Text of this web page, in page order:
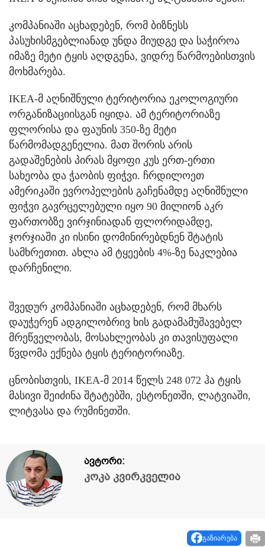
კომპანიაში აცხადებენ, რომ ბიზნესს
პასუხისმგებლიანად უნდა მიუდგე და საჭიროა
იმაზე მეტი ტყის აღდგენა, ვიდრე წარმოებისთვის
მოხმარება.
IKEA-მ აღნიშნული ტერიტორია ეკოლოგიური
ორგანიზაციისგან იყიდა. ამ ტერიტორიაზე
ფლორისა და ფაუნის 350-ზე მეტი
წარმომადგენელია. მათ შორის არის
გადაშენების პირას მყოფი კუს ერთ-ერთი
სახეობა და ჭაობის ფიჭვი. ჩრდილოეთ
ამერიკაში ევროპელების გაჩენამდე აღნიშნული
ფიჭვი გავრცელებული იყო 90 მილიონ აკრ
ფართობზე ვირჯინიადან ფლორიდამდე,
ჯორჯიაში კი ისინი დომინირებდნენ შტატის
სამხრეთით. ახლა ამ ტყეების 4%-ზე ნაკლებია
დარჩენილი.
შვედურ კომპანიაში აცხადებენ, რომ მხარს
დაუჭერენ ადგილობრივ ხის გადამამუშავებელ
მრეწველობას, მოსახლეობას კი თავისუფალი
წვდომა ექნება ტყის ტერიტორიაზე.
ცნობისთვის, IKEA-მ 2014 წელს 248 072 ჰა ტყის
მასივი შეიძინა შტატებში, ესტონეთში, ლატვიაში,
ლიტვასა და რუმინეთში.
ავტორი:
კოკა კვირკველია
გაზიარება